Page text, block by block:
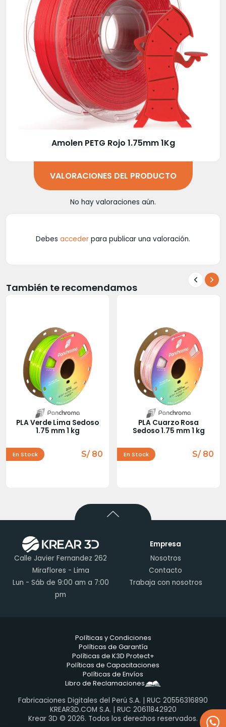
Amolen PETG Rojo 1.75mm 1Kg
VALORACIONES DEL PRODUCTO
No hay valoraciones aún.
Debes acceder para publicar una valoración.
También te recomendamos
PLA Verde Lima Sedoso
1.75 mm 1 kg
En Stock S/ 80
PLA Cuarzo Rosa
Sedoso 1.75 mm 1 kg
En Stock S/ 80
Calle Javier Fernandez 262
Miraflores - Lima
Lun - Sáb de 9:00 am a 7:00
pm
Empresa
Nosotros
Contacto
Trabaja con nosotros
Políticas y Condiciones
Políticas de Garantía
Políticas de K3D Protect+
Políticas de Capacitaciones
Políticas de Envíos
Libro de Reclamaciones
Fabricaciones Digitales del Perú S.A. | RUC 20556316890
KREAR3D.COM S.A. | RUC 20611842920
Krear 3D © 2026. Todos los derechos reservados.